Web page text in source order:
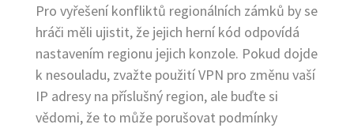
Pro vyřešení konfliktů regionálních zámků by se
hráči měli ujistit, že jejich herní kód odpovídá
nastavením regionu jejich konzole. Pokud dojde
k nesouladu, zvažte použití VPN pro změnu vaší
IP adresy na příslušný region, ale buďte si
vědomi, že to může porušovat podmínky